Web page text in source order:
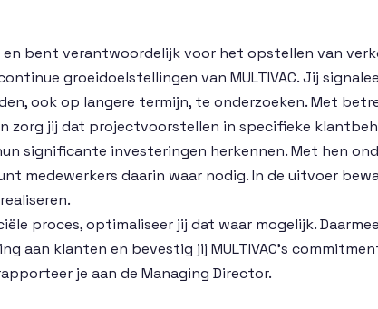
bent verantwoordelijk voor het opstellen van
groeidoelstellingen van MULTIVAC. Jij
ook op langere termijn, te onderzoeken. Met
zorg jij dat projectvoorstellen in specifieke
significante investeringen herkennen. Met hen
medewerkers daarin waar nodig. In de uitvoer
proces, optimaliseer jij dat waar mogelijk.
aan klanten en bevestig jij MULTIVAC’s
je aan de Managing Director.